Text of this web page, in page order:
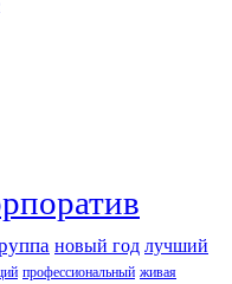
новый год лучший
профессиональный живая